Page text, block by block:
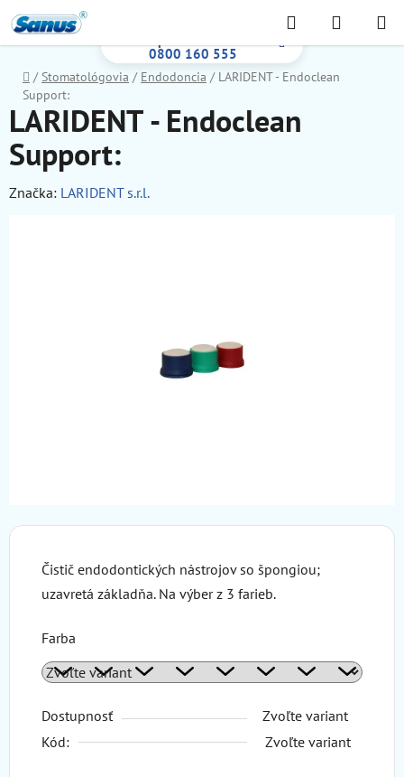
na
obsah
0800 160 555
Hľadať
KOŠÍK
Domov
/ Stomatológovia / Endodoncia / LARIDENT - Endoclean
Support:
Čistič endodontických nástrojov so špongiou;
uzavretá základňa. Na výber z 3 farieb.
Farba
Dostupnosť
Zvoľte variant
Kód:
Zvoľte variant
LARIDENT - Endoclean
Support:
Značka: LARIDENT s.r.l.